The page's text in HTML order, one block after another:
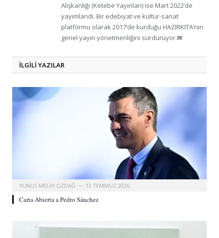
Alışkanlığı (Ketebe Yayınları) ise Mart 2022’de
yayımlandı. Bir edebiyat ve kültür-sanat
platformu olarak 2017’de kurduğu HAZIRKITA’nın
genel yayın yönetmenliğini sürdürüyor.✉
ILGILI YAZILAR
YUNUS MELIH ÖZDAĞ 13 TEMMUZ 2026
Carta Abierta a Pedro Sánchez